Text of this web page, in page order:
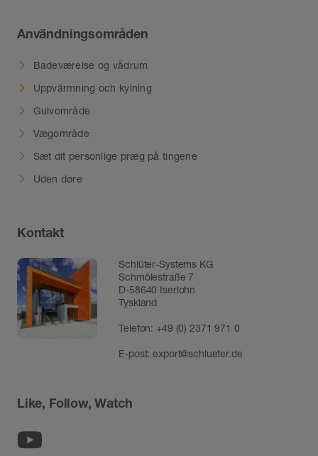
Användningsområden
Badeværelse og vådrum
Uppvärmning och kylning
Gulvområde
Vægområde
Sæt dit personlige præg på tingene
Uden døre
Kontakt
Schlüter-Systems KG
Schmölestraße 7
D-58640 Iserlohn
Tyskland
Telefon:+49 (0) 2371 971 0
E-post:export@schlueter.de
Like, Follow, Watch